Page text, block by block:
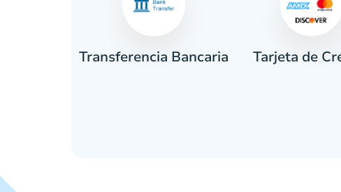
Transferencia Bancaria Tarjeta de